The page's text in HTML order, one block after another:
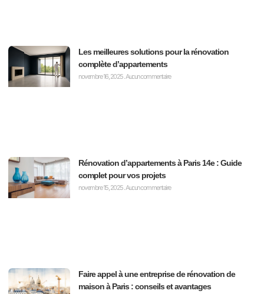
Les meilleures solutions pour la rénovation
complète d’appartements
novembre 16, 2025 Aucun commentaire
Rénovation d’appartements à Paris 14e : Guide
complet pour vos projets
novembre 15, 2025 Aucun commentaire
Faire appel à une entreprise de rénovation de
maison à Paris : conseils et avantages